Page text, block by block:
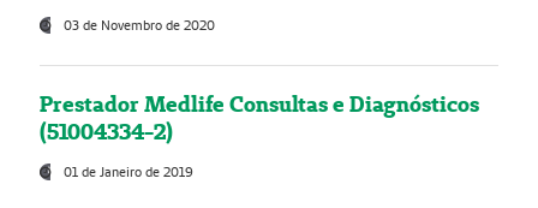
03 de Novembro de 2020
Prestador Medlife Consultas e Diagnósticos
(51004334-2)
01 de Janeiro de 2019